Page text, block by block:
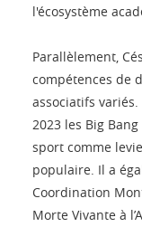
l'écosystème
Parallèlement,
compétences de
associatifs
2023 les Big
sport comme
populaire. Il a
Coordination
Morte Vivante à